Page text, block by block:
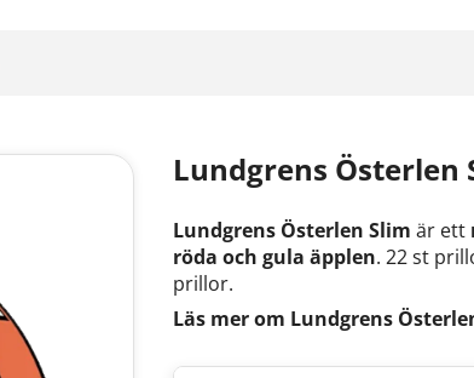
Lundgrens Österlen
Lundgrens Österlen Slim är ett
röda och gula äpplen. 22 st
prillor.
Läs mer om Lundgrens